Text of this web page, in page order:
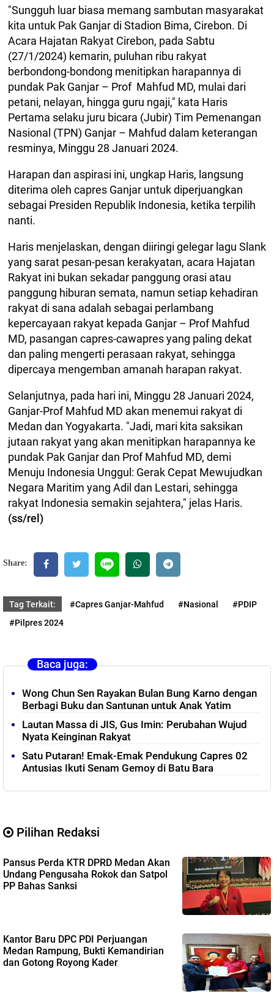
"Sungguh luar biasa memang sambutan masyarakat
kita untuk Pak Ganjar di Stadion Bima, Cirebon. Di
Acara Hajatan Rakyat Cirebon, pada Sabtu
(27/1/2024) kemarin, puluhan ribu rakyat
berbondong-bondong menitipkan harapannya di
pundak Pak Ganjar – Prof Mahfud MD, mulai dari
petani, nelayan, hingga guru ngaji," kata Haris
Pertama selaku juru bicara (Jubir) Tim Pemenangan
Nasional (TPN) Ganjar – Mahfud dalam keterangan
resminya, Minggu 28 Januari 2024.
Harapan dan aspirasi ini, ungkap Haris, langsung
diterima oleh capres Ganjar untuk diperjuangkan
sebagai Presiden Republik Indonesia, ketika terpilih
nanti.
Haris menjelaskan, dengan diiringi gelegar lagu Slank
yang sarat pesan-pesan kerakyatan, acara Hajatan
Rakyat ini bukan sekadar panggung orasi atau
panggung hiburan semata, namun setiap kehadiran
rakyat di sana adalah sebagai perlambang
kepercayaan rakyat kepada Ganjar – Prof Mahfud
MD, pasangan capres-cawapres yang paling dekat
dan paling mengerti perasaan rakyat, sehingga
dipercaya mengemban amanah harapan rakyat.
Selanjutnya, pada hari ini, Minggu 28 Januari 2024,
Ganjar-Prof Mahfud MD akan menemui rakyat di
Medan dan Yogyakarta. "Jadi, mari kita saksikan
jutaan rakyat yang akan menitipkan harapannya ke
pundak Pak Ganjar dan Prof Mahfud MD, demi
Menuju Indonesia Unggul: Gerak Cepat Mewujudkan
Negara Maritim yang Adil dan Lestari, sehingga
rakyat Indonesia semakin sejahtera," jelas Haris.
(ss/rel)
Share:
Tag Terkait: #Capres Ganjar-Mahfud #Nasional
#PDIP
#Pilpres 2024
Baca juga:
Wong Chun Sen Rayakan Bulan Bung Karno dengan
Berbagi Buku dan Santunan untuk Anak Yatim
Lautan Massa di JIS, Gus Imin: Perubahan Wujud
Nyata Keinginan Rakyat
Satu Putaran! Emak-Emak Pendukung Capres 02
Antusias Ikuti Senam Gemoy di Batu Bara
Pilihan Redaksi
Pansus Perda KTR DPRD Medan Akan
Undang Pengusaha Rokok dan Satpol
PP Bahas Sanksi
Kantor Baru DPC PDI Perjuangan
Medan Rampung, Bukti Kemandirian
dan Gotong Royong Kader